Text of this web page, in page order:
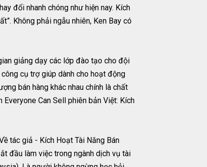
đổi nhanh chóng như hiện nay. Kích
Không phải ngẫu nhiên, Ken Bay có
giảng dạy các lớp đào tạo cho đội
cụ trợ giúp dành cho hoạt động
bán hàng khác nhau chính là chất
Can Sell phiên bản Việt: Kích
tác giả - Kích Hoạt Tài Năng Bán
đầu làm việc trong ngành dịch vụ tài